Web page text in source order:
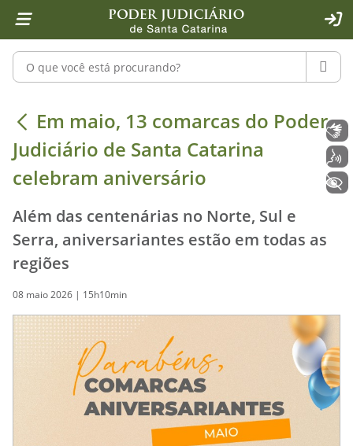
1 Ir para o conteúdo
2 Ir para a ferramenta de acessibilidade - Rybená
4 Ir para o menu principal
5 Ir para a pesquisa
6 Ir para o rodapé
7 Ir para a página inicial
Pesquisar no portal
Em maio, 13 comarcas do Poder
Em maio, 13 comarcas do Poder
Judiciário de Santa Catarina
celebram aniversário
Além das centenárias no Norte, Sul e
Serra, aniversariantes estão em todas as
regiões
08 maio 2026 | 15h10min
Libras
+ Acessibilidade